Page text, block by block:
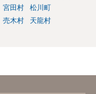
宮田村
松川町
売木村
天龍村